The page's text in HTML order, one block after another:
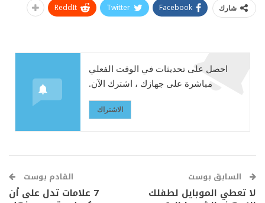
شارك Facebook
Twitter
ReddIt
احصل على تحديثات في الوقت الفعلي
مباشرة على جهازك ، اشترك الآن.
الاشتراك
السابق بوست
لا تعطي الموبايل لطفلك
القادم بوست
7 علامات تدل على أن